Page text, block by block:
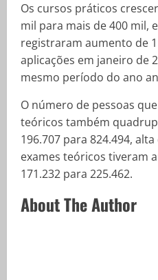
Os cursos práticos
mil para mais de 400 mil,
registraram aumento de
aplicações em janeiro de
mesmo período do ano
O número de pessoas
teóricos também
196.707 para 824.494,
exames teóricos tiveram
171.232 para 225.462.
About The Author